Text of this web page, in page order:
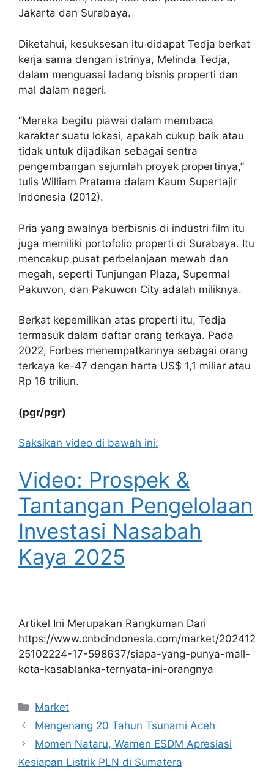
Jakarta dan Surabaya.
Diketahui, kesuksesan itu didapat Tedja berkat
kerja sama dengan istrinya, Melinda Tedja,
dalam menguasai ladang bisnis properti dan
mal dalam negeri.
“Mereka begitu piawai dalam membaca
karakter suatu lokasi, apakah cukup baik atau
tidak untuk dijadikan sebagai sentra
pengembangan sejumlah proyek propertinya,”
tulis William Pratama dalam Kaum Supertajir
Indonesia (2012).
Pria yang awalnya berbisnis di industri film itu
juga memiliki portofolio properti di Surabaya. Itu
mencakup pusat perbelanjaan mewah dan
megah, seperti Tunjungan Plaza, Supermal
Pakuwon, dan Pakuwon City adalah miliknya.
Berkat kepemilikan atas properti itu, Tedja
termasuk dalam daftar orang terkaya. Pada
2022, Forbes menempatkannya sebagai orang
terkaya ke-47 dengan harta US$ 1,1 miliar atau
Rp 16 triliun.
(pgr/pgr)
Saksikan video di bawah ini:
Video: Prospek &
Tantangan Pengelolaan
Investasi Nasabah
Kaya 2025
Artikel Ini Merupakan Rangkuman Dari
https://www.cnbcindonesia.com/market/202412
25102224-17-598637/siapa-yang-punya-mall-
kota-kasablanka-ternyata-ini-orangnya
Kategori
Market
Mengenang 20 Tahun Tsunami Aceh
Momen Nataru, Wamen ESDM Apresiasi
Kesiapan Listrik PLN di Sumatera